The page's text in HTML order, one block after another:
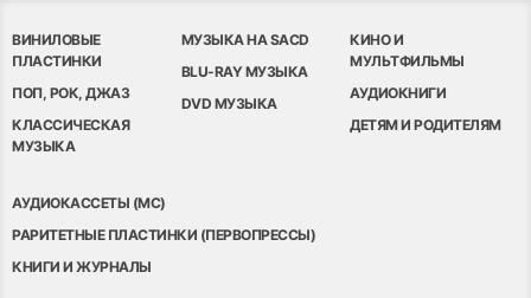
ВИНИЛОВЫЕ
ПЛАСТИНКИ
ПОП, РОК, ДЖАЗ
КЛАССИЧЕСКАЯ
МУЗЫКА
МУЗЫКА НА SACD
BLU-RAY МУЗЫКА
DVD МУЗЫКА
КИНО И
МУЛЬТФИЛЬМЫ
АУДИОКНИГИ
ДЕТЯМ И РОДИТЕЛЯМ
АУДИОКАССЕТЫ (MC)
РАРИТЕТНЫЕ ПЛАСТИНКИ (ПЕРВОПРЕССЫ)
КНИГИ И ЖУРНАЛЫ